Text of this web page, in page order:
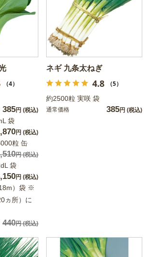
（4）
385円 (税込)
袋
円 (税込)
粒 缶
円(税込)
袋
円 (税込)
）袋 ※
ヵ所）に
440円(税込)
ネギ 九条太ねぎ
4.8 （5）
約2500粒 実咲 袋
通常価格 385円 (税込)